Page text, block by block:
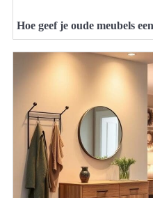
Hoe geef je oude meubels